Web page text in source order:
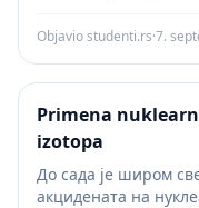
Objavio studenti.rs·7.
Primena
izotopa
До сада је широм
акцидената на